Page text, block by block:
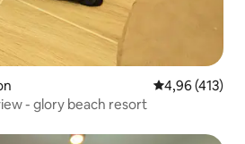
4,96 av 5 i
4,96 (413)
- glory beach resort